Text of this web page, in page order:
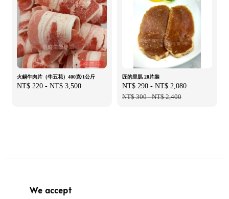
火鍋牛肉片（牛五花）400克/1公斤
Regular
NT$ 220 - NT$ 3,500
匠的里肌 20片裝
Sale
price
NT$ 290 - NT$ 2,080
NT$ 300-NT$ 2,400
We accept